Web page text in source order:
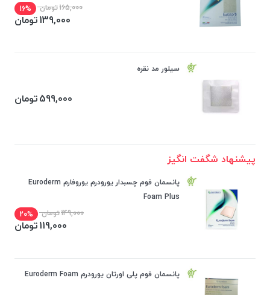
165,000تومان 16%
139,000تومان
سیلور مد نقره
599,000تومان
پیشنهاد شگفت انگیز
پانسمان فوم چسبدار یورودرم یوروفارم Euroderm
Foam Plus
149,000تومان 20%
119,000تومان
پانسمان فوم پلی اورتان یورودرم Euroderm Foam